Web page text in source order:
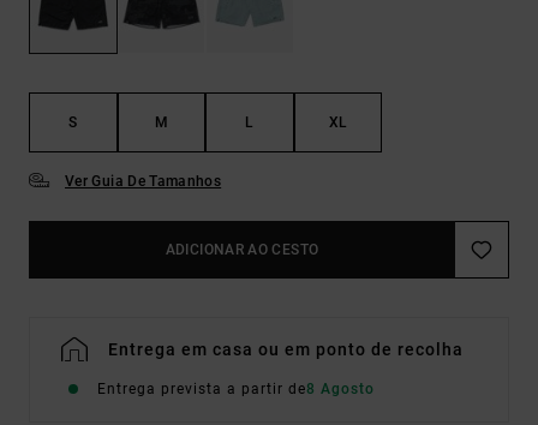
S M L XL
Ver Guia De Tamanhos
ADICIONAR AO CESTO
Entrega em casa ou em ponto de recolha
Entrega prevista a partir de8 Agosto